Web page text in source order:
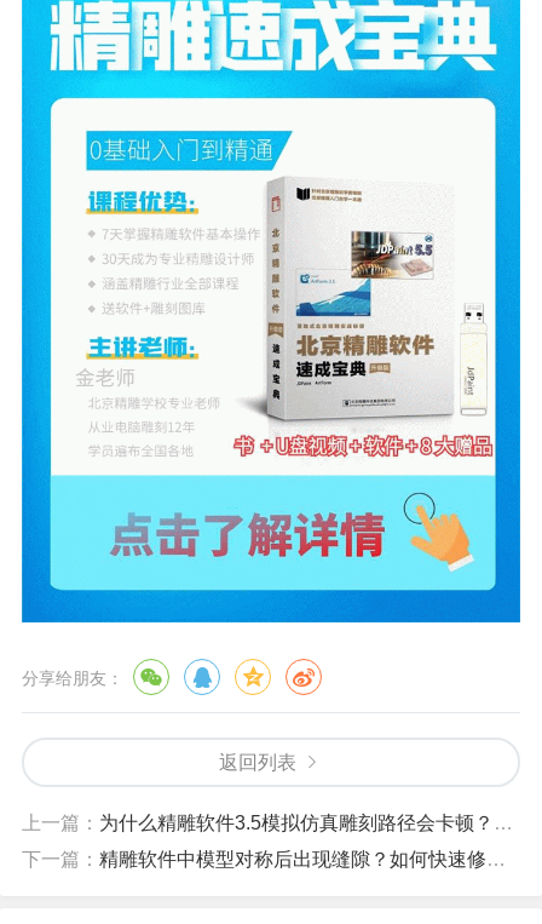
分享给朋友：
返回列表
上一篇： 为什么精雕软件3.5模拟仿真雕刻路径会卡顿？如何优化？
下一篇： 精雕软件中模型对称后出现缝隙？如何快速修复？